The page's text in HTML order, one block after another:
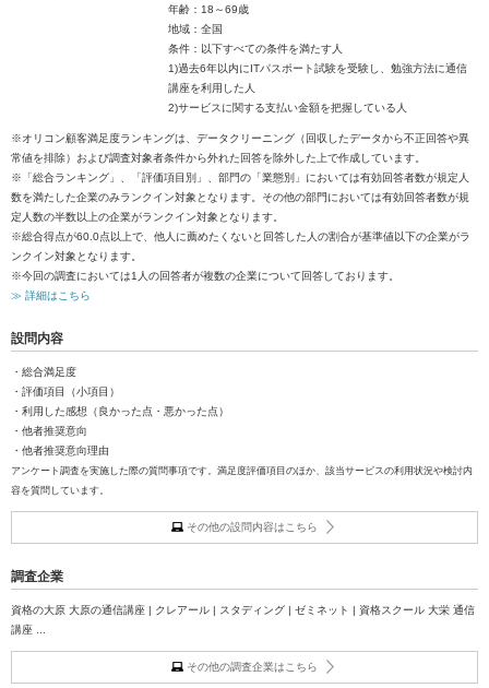
年齢：18～69歳
地域：全国
条件：以下すべての条件を満たす人
1)過去6年以内にITパスポート試験を受験し、勉強方法に通信
講座を利用した人
2)サービスに関する支払い金額を把握している人
※オリコン顧客満足度ランキングは、データクリーニング（回収したデータから不正回答や異
常値を排除）および調査対象者条件から外れた回答を除外した上で作成しています。
※「総合ランキング」、「評価項目別」、部門の「業態別」においては有効回答者数が規定人
数を満たした企業のみランクイン対象となります。その他の部門においては有効回答者数が規
定人数の半数以上の企業がランクイン対象となります。
※総合得点が60.0点以上で、他人に薦めたくないと回答した人の割合が基準値以下の企業がラ
ンクイン対象となります。
※今回の調査においては1人の回答者が複数の企業について回答しております。
≫ 詳細はこちら
設問内容
・総合満足度
・評価項目（小項目）
・利用した感想（良かった点・悪かった点）
・他者推奨意向
・他者推奨意向理由
アンケート調査を実施した際の質問事項です。満足度評価項目のほか、該当サービスの利用状況や検討内
容を質問しています。
その他の設問内容はこちら
調査企業
資格の大原 大原の通信講座 | クレアール | スタディング | ゼミネット | 資格スクール 大栄 通信
講座 ...
その他の調査企業はこちら